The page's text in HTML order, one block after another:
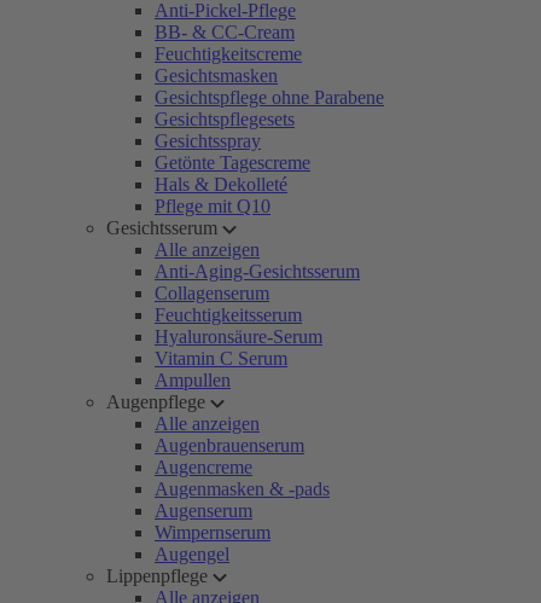
Anti-Pickel-Pflege
BB- & CC-Cream
Feuchtigkeitscreme
Gesichtsmasken
Gesichtspflege ohne Parabene
Gesichtspflegesets
Gesichtsspray
Getönte Tagescreme
Hals & Dekolleté
Pflege mit Q10
Gesichtsserum
Alle anzeigen
Anti-Aging-Gesichtsserum
Collagenserum
Feuchtigkeitsserum
Hyaluronsäure-Serum
Vitamin C Serum
Ampullen
Augenpflege
Alle anzeigen
Augenbrauenserum
Augencreme
Augenmasken & -pads
Augenserum
Wimpernserum
Augengel
Lippenpflege
Alle anzeigen